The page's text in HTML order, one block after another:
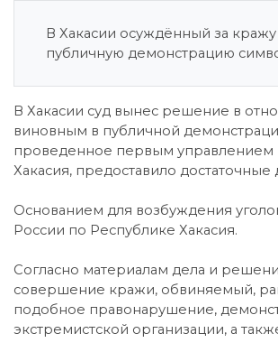
В Хакасии осуждённый за
публичную демонстрацию
В Хакасии суд вынес решение в
виновным в публичной
проведенное первым управлением
Хакасия, предоставило достаточные
Основанием для возбуждения
России по Республике Хакасия.
Согласно материалам дела и
совершение кражи, обвиняемый,
подобное правонарушение,
экстремистской организации, а